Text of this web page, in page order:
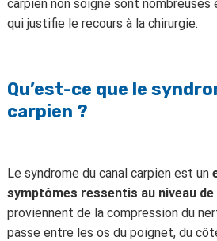
carpien non soigné sont
qui justifie le recours à la chirurgie.
Qu’est-ce que le
carpien ?
Le syndrome du canal carpien est un
symptômes ressentis au niveau de
proviennent de la compression du
passe entre les os du poignet, du